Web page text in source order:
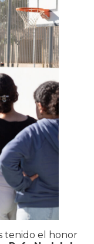
tenido el honor